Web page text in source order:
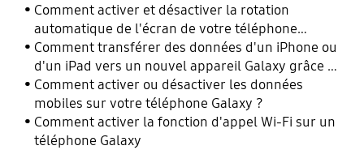
Comment activer et désactiver la rotation
automatique de l'écran de votre téléphone
Galaxy ?
Comment transférer des données d'un iPhone ou
d'un iPad vers un nouvel appareil Galaxy grâce à
Smart Switch ?
Comment activer ou désactiver les données
mobiles sur votre téléphone Galaxy ?
Comment activer la fonction d'appel Wi-Fi sur un
téléphone Galaxy